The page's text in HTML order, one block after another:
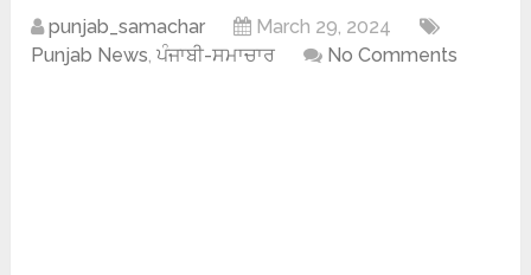
punjab_samachar
March 29, 2024
Punjab News,ਪੰਜਾਬੀ-ਸਮਾਚਾਰ No Comments